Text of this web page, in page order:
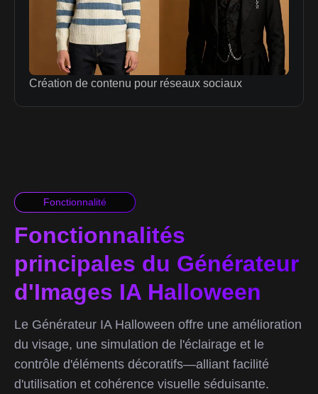
Création de contenu pour réseaux sociaux
Fonctionnalité
Fonctionnalités
principales du Générateur
d'Images IA Halloween
Le Générateur IA Halloween offre une amélioration
du visage, une simulation de l'éclairage et le
contrôle d'éléments décoratifs—alliant facilité
d'utilisation et cohérence visuelle séduisante.